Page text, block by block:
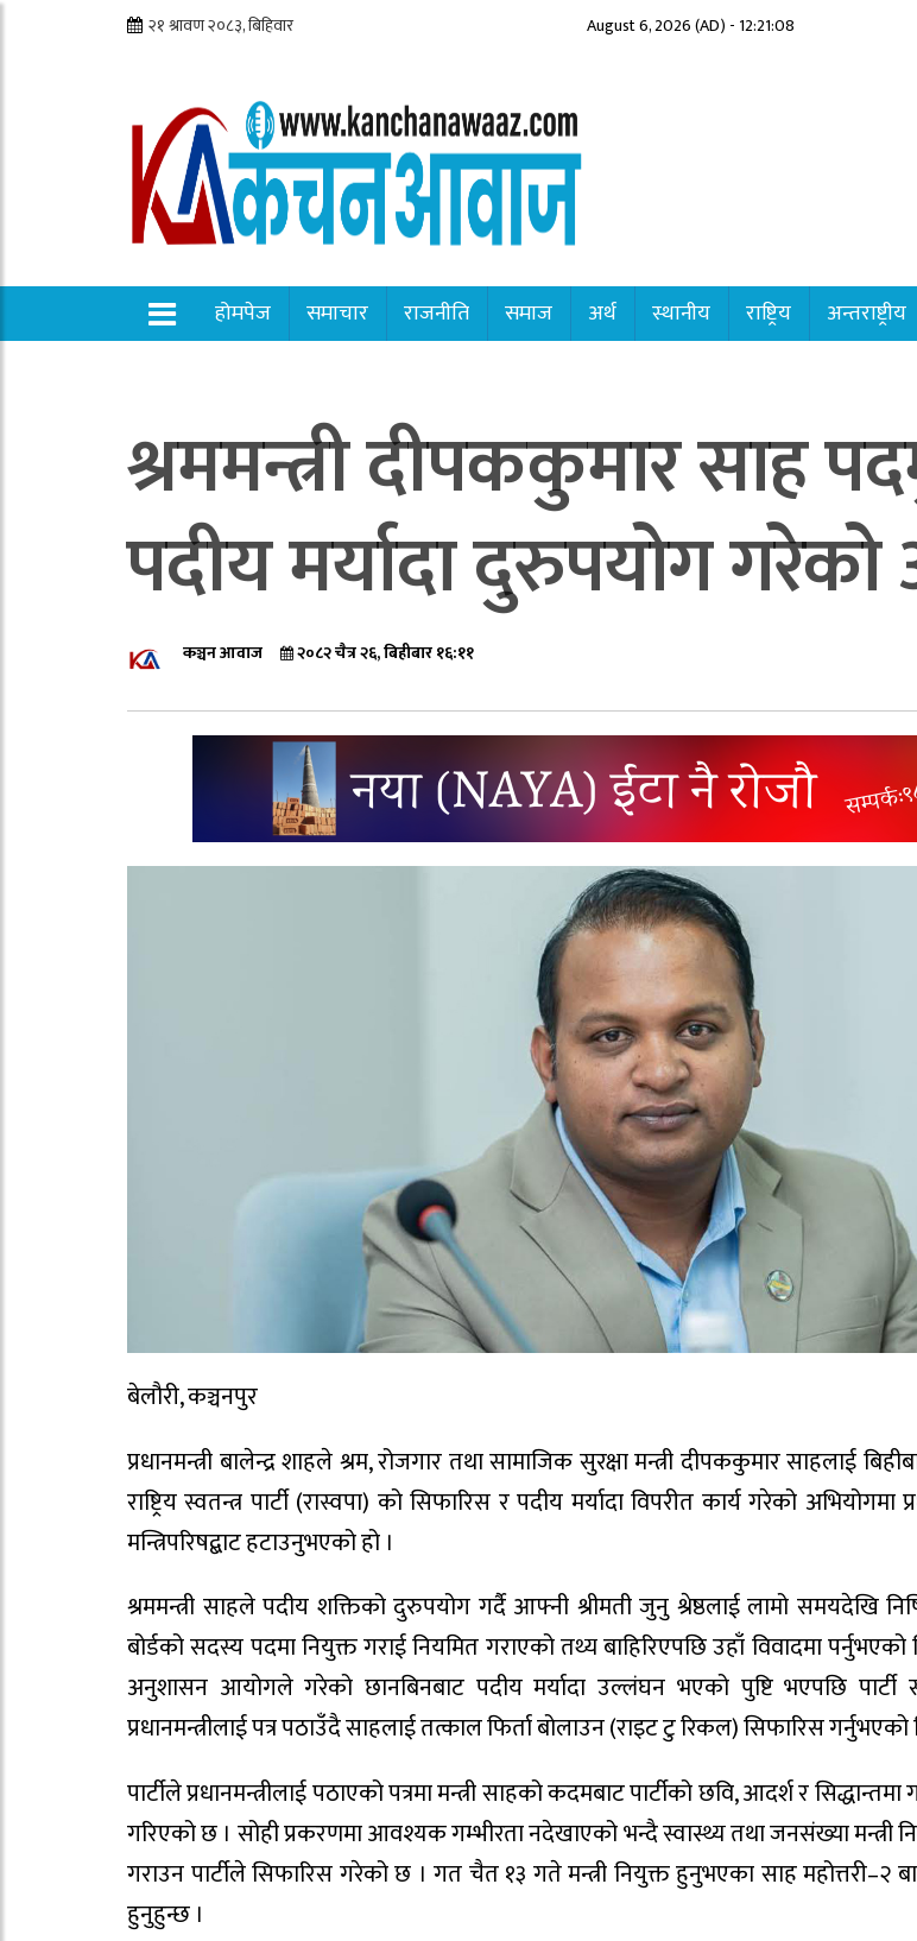
August 6, 2026 (AD) - 12:21:10
होमपेज समाचार राजनीति समाज अर्थ स्थानीय राष्ट्रिय अन्तराष्ट्रीय
श्रममन्त्री दीपककुमार साह
पदीय मर्यादा दुरुपयोग
कञ्चन आवाज २०८२ चैत्र २६, बिहीबार १६:११
बेलौरी, कञ्चनपुर
प्रधानमन्त्री बालेन्द्र शाहले श्रम, रोजगार तथा सामाजिक सुरक्षा मन्त्री दीपककुमार साहलाई
राष्ट्रिय स्वतन्त्र पार्टी (रास्वपा) को सिफारिस र पदीय मर्यादा विपरीत कार्य गरेको अभियोगमा
मन्त्रिपरिषद्बाट हटाउनुभएको हो ।
श्रममन्त्री साहले पदीय शक्तिको दुरुपयोग गर्दै आफ्नी श्रीमती जुनु श्रेष्ठलाई लामो समयदेखि
बोर्डको सदस्य पदमा नियुक्त गराई नियमित गराएको तथ्य बाहिरिएपछि उहाँ विवादमा पर्नुभएको
अनुशासन आयोगले गरेको छानबिनबाट पदीय मर्यादा उल्लंघन भएको पुष्टि भएपछि पार्टी
प्रधानमन्त्रीलाई पत्र पठाउँदै साहलाई तत्काल फिर्ता बोलाउन (राइट टु रिकल) सिफारिस गर्नुभएको
पार्टीले प्रधानमन्त्रीलाई पठाएको पत्रमा मन्त्री साहको कदमबाट पार्टीको छवि, आदर्श र
गरिएको छ । सोही प्रकरणमा आवश्यक गम्भीरता नदेखाएको भन्दै स्वास्थ्य तथा जनसंख्या मन्त्री
गराउन पार्टीले सिफारिस गरेको छ । गत चैत १३ गते मन्त्री नियुक्त हुनुभएका साह महोत्तरी–२
हुनुहुन्छ ।